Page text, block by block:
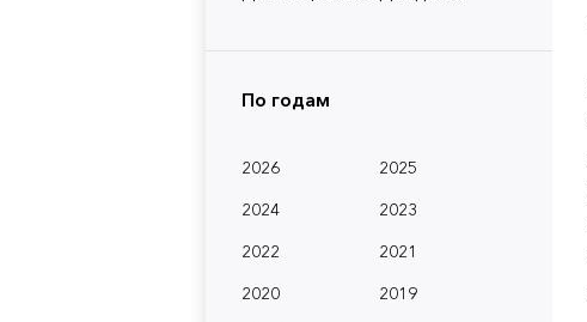
По годам
2026
2025
2024
2023
2022
2021
2020
2019